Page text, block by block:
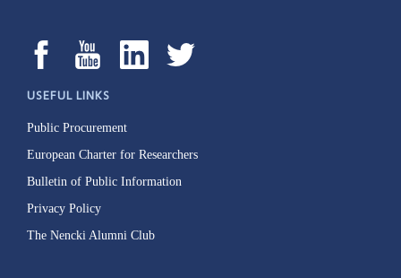
USEFUL LINKS
Public Procurement
European Charter for Researchers
Bulletin of Public Information
Privacy Policy
The Nencki Alumni Club